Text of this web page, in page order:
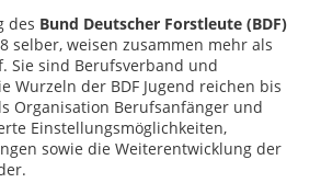
des Bund Deutscher Forstleute (BDF)
selber, weisen zusammen mehr als
Sie sind Berufsverband und
Wurzeln der BDF Jugend reichen bis
Organisation Berufsanfänger und
Einstellungsmöglichkeiten,
sowie die Weiterentwicklung der